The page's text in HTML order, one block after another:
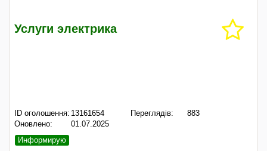
Услуги электрика
ID оголошення: 13161654
Оновлено:
01.07.2025
Переглядів: 883
Информирую